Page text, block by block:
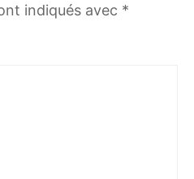
indiqués avec *